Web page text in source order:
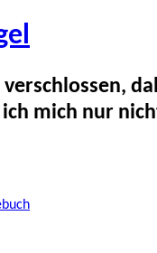
verschlossen,
mich nur